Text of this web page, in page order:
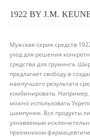
1922 BY J.M.
Мужская серия средств
уход для решения
средства для груминга.
предлагает свободу в
наилучшего результата
комбинировать.
можно использовать
шампунем. Все продукты
узнаваемым
преемником